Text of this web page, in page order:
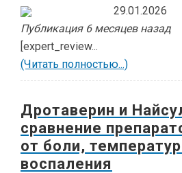
29.01.2026
Публикация 6 месяцев назад
[expert_review...
(Читать полностью...)
Дротаверин и
сравнение
от боли,
воспаления